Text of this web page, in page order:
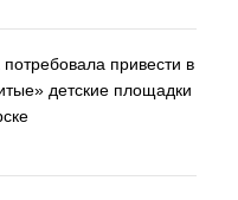
потребовала привести в
детские площадки